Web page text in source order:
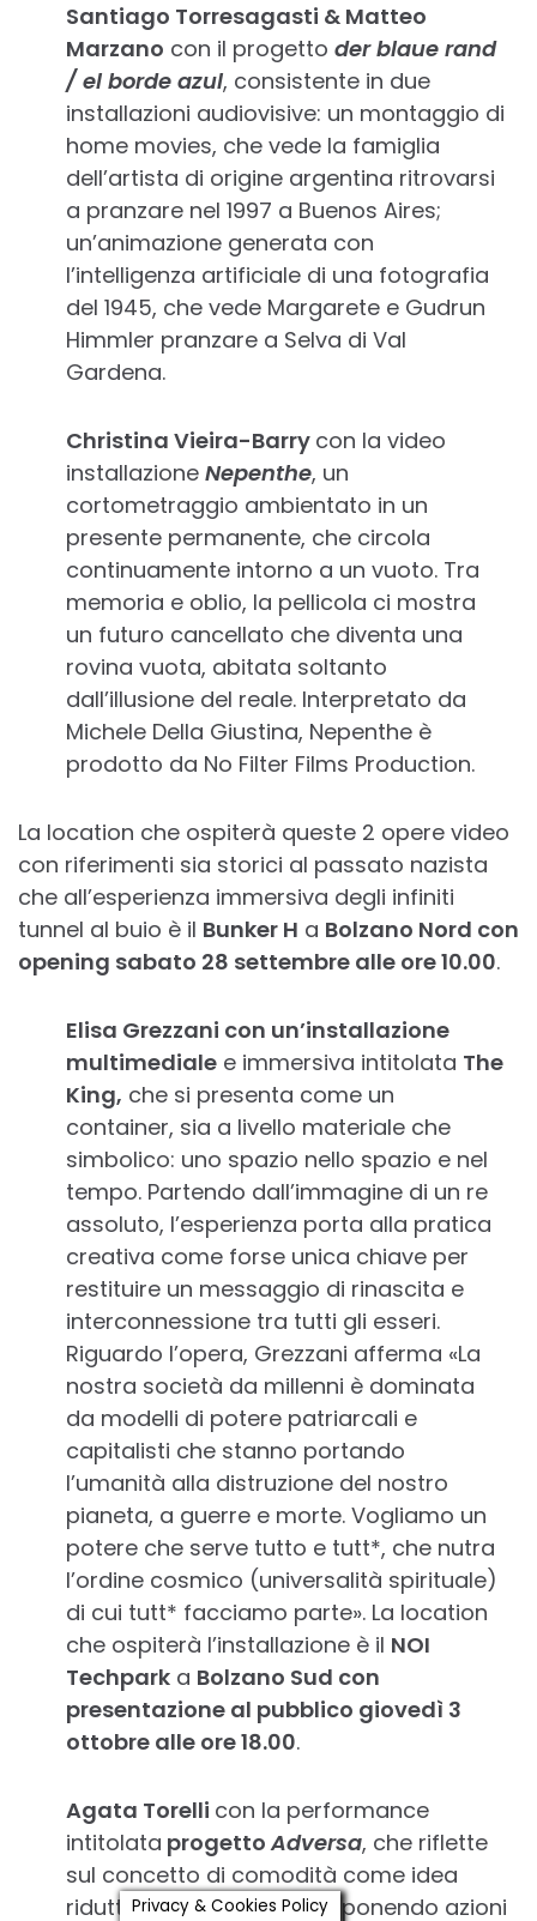
Santiago Torresagasti & Matteo
Marzano con il progetto der blaue rand
/ el borde azul, consistente in due
installazioni audiovisive: un montaggio di
home movies, che vede la famiglia
dell’artista di origine argentina ritrovarsi
a pranzare nel 1997 a Buenos Aires;
un’animazione generata con
l’intelligenza artificiale di una fotografia
del 1945, che vede Margarete e Gudrun
Himmler pranzare a Selva di Val
Gardena.
Christina Vieira-Barry con la video
installazione Nepenthe, un
cortometraggio ambientato in un
presente permanente, che circola
continuamente intorno a un vuoto. Tra
memoria e oblio, la pellicola ci mostra
un futuro cancellato che diventa una
rovina vuota, abitata soltanto
dall’illusione del reale. Interpretato da
Michele Della Giustina, Nepenthe è
prodotto da No Filter Films Production.
La location che ospiterà queste 2 opere video
con riferimenti sia storici al passato nazista
che all’esperienza immersiva degli infiniti
tunnel al buio è il Bunker H a Bolzano Nord con
opening sabato 28 settembre alle ore 10.00.
Elisa Grezzani con un’installazione
multimediale e immersiva intitolata The
King, che si presenta come un
container, sia a livello materiale che
simbolico: uno spazio nello spazio e nel
tempo. Partendo dall’immagine di un re
assoluto, l’esperienza porta alla pratica
creativa come forse unica chiave per
restituire un messaggio di rinascita e
interconnessione tra tutti gli esseri.
Riguardo l’opera, Grezzani afferma «La
nostra società da millenni è dominata
da modelli di potere patriarcali e
capitalisti che stanno portando
l’umanità alla distruzione del nostro
pianeta, a guerre e morte. Vogliamo un
potere che serve tutto e tutt*, che nutra
l’ordine cosmico (universalità spirituale)
di cui tutt* facciamo parte». La location
che ospiterà l’installazione è il NOI
Techpark a Bolzano Sud con
presentazione al pubblico giovedì 3
ottobre alle ore 18.00.
Agata Torelli con la performance
intitolata progettoAdversa, che riflette
sul concetto di comodità come idea
riduttiva di benessere proponendo azioni
Privacy & Cookies Policy